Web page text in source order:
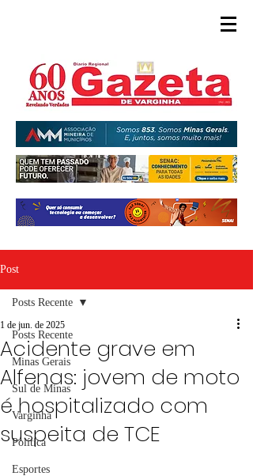
Post
Posts Recente
Minas Gerais
Sul de Minas
Varginha
Política
Esportes
Posts Recente
Acidente grave em
Alfenas: jovem de moto
é hospitalizado com
suspeita de TCE
1 de jun. de 2025